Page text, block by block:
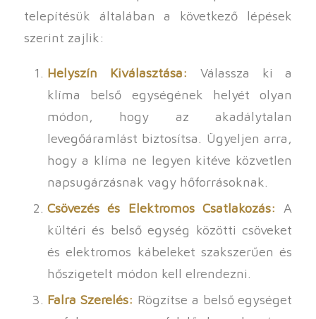
telepítésük általában a következő lépések
szerint zajlik:
Helyszín Kiválasztása: Válassza ki a
klíma belső egységének helyét olyan
módon, hogy az akadálytalan
levegőáramlást biztosítsa. Ügyeljen arra,
hogy a klíma ne legyen kitéve közvetlen
napsugárzásnak vagy hőforrásoknak.
Csövezés és Elektromos Csatlakozás: A
kültéri és belső egység közötti csöveket
és elektromos kábeleket szakszerűen és
hőszigetelt módon kell elrendezni.
Falra Szerelés: Rögzítse a belső egységet